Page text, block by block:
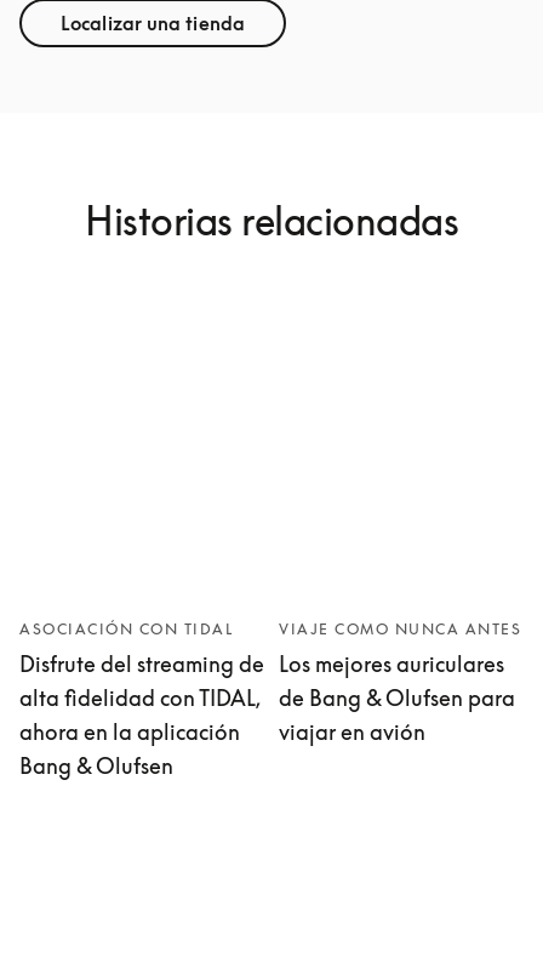
Localizar una tienda
Historias relacionadas
ASOCIACIÓN CON TIDAL
Disfrute del streaming de
alta fidelidad con TIDAL,
ahora en la aplicación
Bang & Olufsen
VIAJE COMO NUNCA ANTES
Los mejores auriculares
de Bang & Olufsen para
viajar en avión